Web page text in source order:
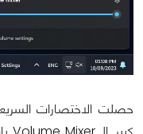
حصلت الاختصارات